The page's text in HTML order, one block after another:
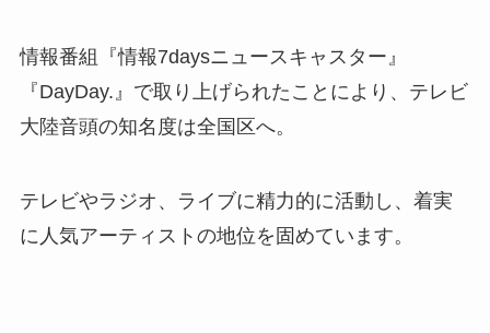
情報番組『情報7daysニュースキャスター』
『DayDay.』で取り上げられたことにより、テレビ
大陸音頭の知名度は全国区へ。
テレビやラジオ、ライブに精力的に活動し、着実
に人気アーティストの地位を固めています。